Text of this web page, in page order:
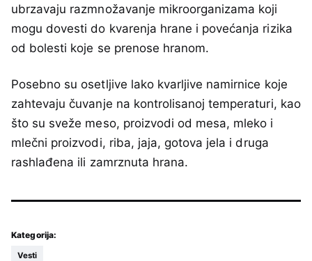
ubrzavaju razmnožavanje mikroorganizama koji
mogu dovesti do kvarenja hrane i povećanja rizika
od bolesti koje se prenose hranom.
Posebno su osetljive lako kvarljive namirnice koje
zahtevaju čuvanje na kontrolisanoj temperaturi, kao
što su sveže meso, proizvodi od mesa, mleko i
mlečni proizvodi, riba, jaja, gotova jela i druga
rashlađena ili zamrznuta hrana.
Kategorija:
Vesti